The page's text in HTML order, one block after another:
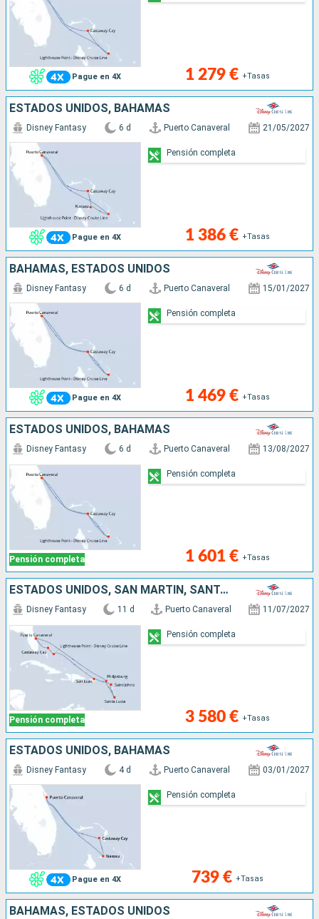
Pague en 4X 1 279 € +Tasas
ESTADOS UNIDOS, BAHAMAS
Pague en 4X
Disney Fantasy 6 d Puerto Canaveral 21/05/2027
1 386 € +Tasas
Pensión completa
BAHAMAS, ESTADOS UNIDOS
Pague en 4X
Disney Fantasy 6 d Puerto Canaveral 15/01/2027
1 469 € +Tasas
Pensión completa
ESTADOS UNIDOS, BAHAMAS
Pensión completa
Disney Fantasy 6 d Puerto Canaveral 13/08/2027
1 601 € +Tasas
Pensión completa
ESTADOS UNIDOS, SAN MARTÍN, SANTA LUCIA, ANTIGUA Y BARBUDA, PORTO RICO, BAHAMAS
Pensión completa
Disney Fantasy 11 d Puerto Canaveral 11/07/2027
3 580 € +Tasas
Pensión completa
ESTADOS UNIDOS, BAHAMAS
Pague en 4X
Disney Fantasy 4 d Puerto Canaveral 03/01/2027
739 € +Tasas
Pensión completa
BAHAMAS, ESTADOS UNIDOS